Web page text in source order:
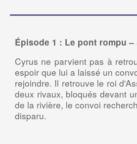
Épisode 1 : Le pont rompu –
Cyrus ne parvient pas à
espoir que lui a laissé un
rejoindre. Il retrouve le roi
deux rivaux, bloqués devant
de la rivière, le convoi
disparu.